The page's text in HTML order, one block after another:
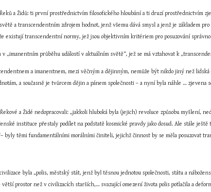
a Židů: ti první prostřednictvím filosofického hloubání a ti druzí prostřednictvím
a transcendentním zdrojem hodnot, jenž všemu dává smysl a jenž je základem
existují transcendentní normy, jež jsou objektivním kritériem pro posuzování
v „imanentním průběhu událostí v aktuálním světě“, jež se má vztahovat k
a imanentnem, mezi věčným a dějinným, nemůže být nikdo jiný než
a současně je tvůrcem dějin a pánem společnosti – a nyní byla náhle … zjevena
a Židé nedopracovali: „jakkoli hluboká byla (jejich) revoluce způsobu myšlení,
instituce přestaly podílet na podstatě kosmické pravdy jako dosud. Ale stále
byly těmi fundamentálními morálními činiteli, jejichž činnost by se měla posuzovat
byla „polis, městský stát, jenž byl těsnou jednotou společnosti, státu a
prostor než v civilizacích starších,… svazující omezení života polis potlačila a